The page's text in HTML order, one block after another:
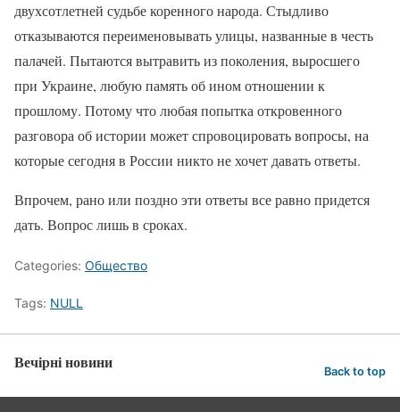
двухсотлетней судьбе коренного народа. Стыдливо
отказываются переименовывать улицы, названные в честь
палачей. Пытаются вытравить из поколения, выросшего
при Украине, любую память об ином отношении к
прошлому. Потому что любая попытка откровенного
разговора об истории может спровоцировать вопросы, на
которые сегодня в России никто не хочет давать ответы.
Впрочем, рано или поздно эти ответы все равно придется
дать. Вопрос лишь в сроках.
Categories: Общество
Tags: NULL
Вечірні новини Back to top